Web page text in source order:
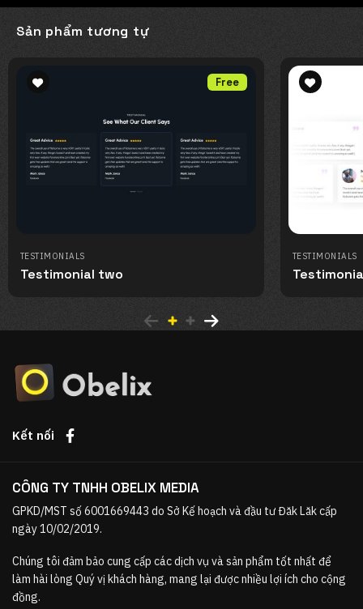
Sản phẩm tương tự
Free
TESTIMONIALS
Testimonial two
TESTIMONIALS
Kết nối
CÔNG TY TNHH OBELIX MEDIA
GPKD/MST số 6001669443 do Sở Kế hoạch và đầu tư Đăk Lăk cấp
ngày 10/02/2019.
Chúng tôi đảm bảo cung cấp các dịch vụ và sản phẩm tốt nhất để
làm hài lòng Quý vị khách hàng, mang lại được nhiều lợi ích cho cộng
đồng.